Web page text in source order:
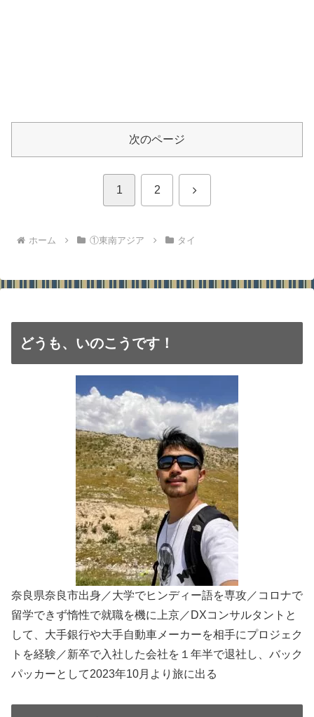
次のページ
1 2 次
ホーム ①東南アジア タイ
どうも、いのこうです！
奈良県奈良市出身／大学でヒンディー語を専攻／コロナで
留学できず惰性で就職を機に上京／DXコンサルタントと
して、大手銀行や大手自動車メーカーを相手にプロジェク
トを経験／新卒で入社した会社を１年半で退社し、バック
パッカーとして2023年10月より旅に出る